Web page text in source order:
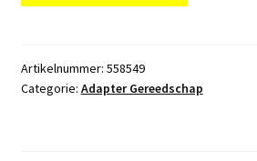
Artikelnummer: 558549
Categorie: Adapter Gereedschap